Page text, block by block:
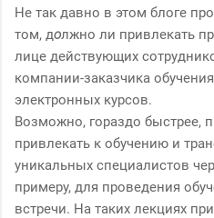
Не так давно в этом блоге
том, должно ли привлекать
лице действующих
компании-заказчика
электронных курсов.
Возможно, гораздо быстрее,
привлекать к обучению и
уникальных специалистов
примеру, для проведения
встречи. На таких лекциях